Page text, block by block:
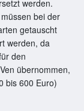
werden.
bei der
getauscht
werden, da
den
übernommen,
bis 600 Euro)